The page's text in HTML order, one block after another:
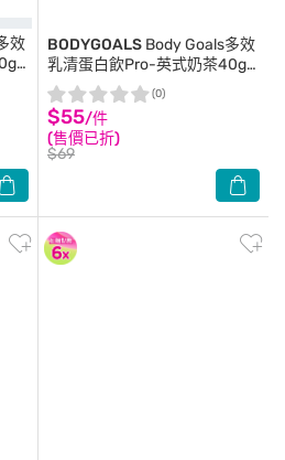
效
BODYGOALS Body Goals多效
乳清蛋白飲Pro-英式奶茶40g/
包
$55/件
(售價已折)
$69
(0)